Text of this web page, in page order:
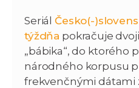
Seriál Česko(-
týždňa pokračuje
„bábika“, do ktorého
národného korpusu
frekvenčnými dátami